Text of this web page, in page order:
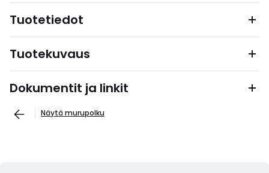
Tuotetiedot
Tuotekuvaus
Dokumentit ja linkit
Näytä murupolku